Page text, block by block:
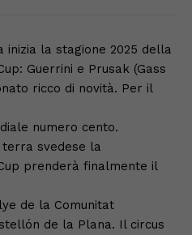
inizia la stagione 2025 della
Guerrini e Prusak (Gass
ricco di novità. Per il
numero cento.
svedese la
prenderà finalmente il
de la Comunitat
de la Plana. Il circus